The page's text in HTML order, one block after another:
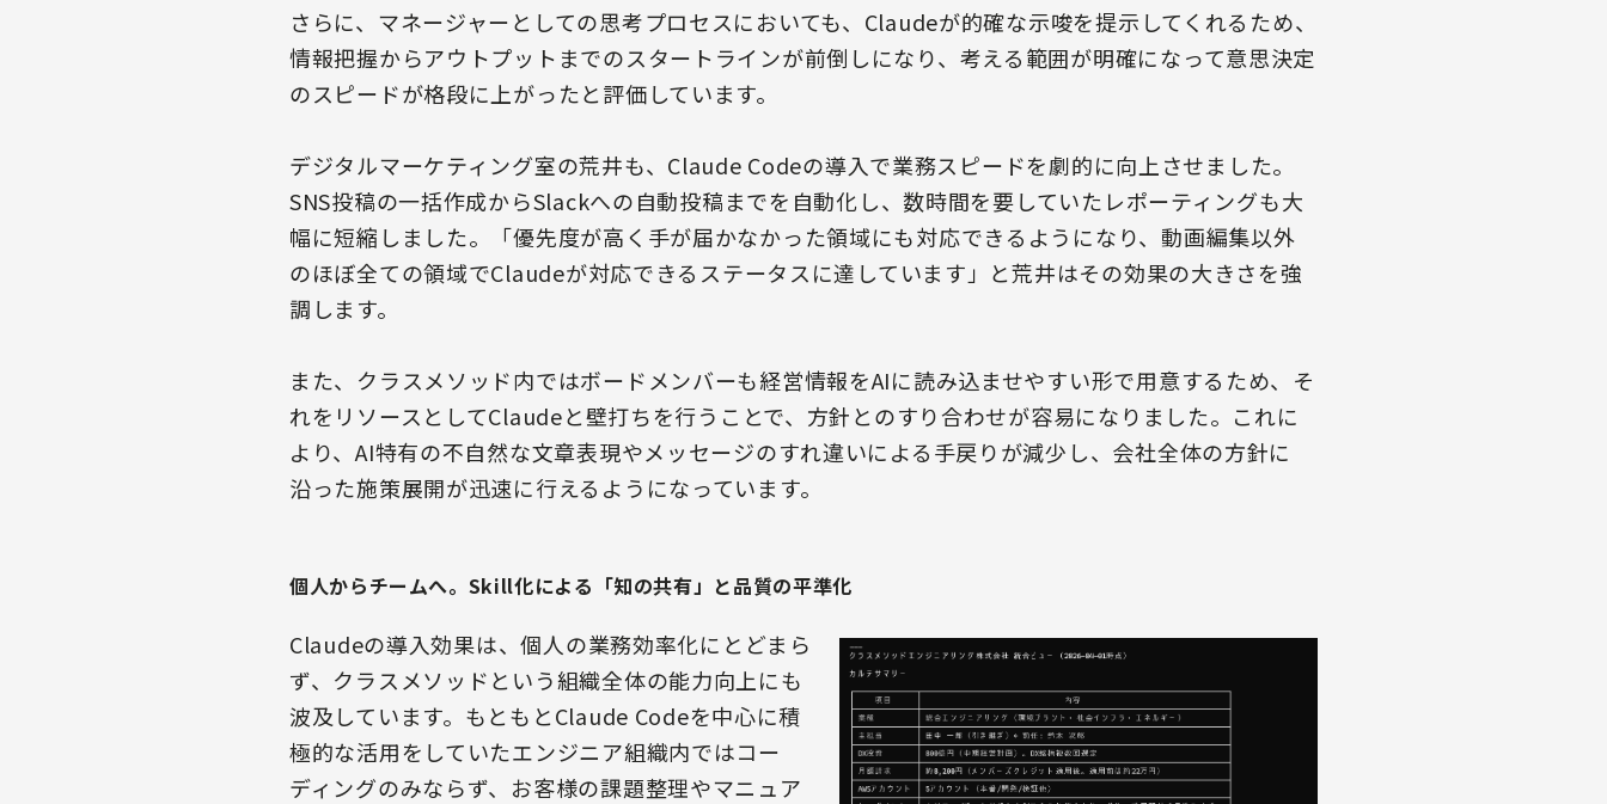
さらに、マネージャーとしての思考プロセスにおいても、Claudeが的確な示唆を提示してくれるため、
情報把握からアウトプットまでのスタートラインが前倒しになり、考える範囲が明確になって意思決定
のスピードが格段に上がったと評価しています。
デジタルマーケティング室の荒井も、Claude Codeの導入で業務スピードを劇的に向上させました。
SNS投稿の一括作成からSlackへの自動投稿までを自動化し、数時間を要していたレポーティングも大
幅に短縮しました。「優先度が高く手が届かなかった領域にも対応できるようになり、動画編集以外
のほぼ全ての領域でClaudeが対応できるステータスに達しています」と荒井はその効果の大きさを強
調します。
また、クラスメソッド内ではボードメンバーも経営情報をAIに読み込ませやすい形で用意するため、そ
れをリソースとしてClaudeと壁打ちを行うことで、方針とのすり合わせが容易になりました。これに
より、AI特有の不自然な文章表現やメッセージのすれ違いによる手戻りが減少し、会社全体の方針に
沿った施策展開が迅速に行えるようになっています。
個人からチームへ。Skill化による「知の共有」と品質の平準化
Claudeの導入効果は、個人の業務効率化にとどまら
ず、クラスメソッドという組織全体の能力向上にも
波及しています。もともとClaude Codeを中心に積
極的な活用をしていたエンジニア組織内ではコー
ディングのみならず、お客様の課題整理やマニュア